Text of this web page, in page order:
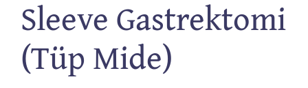
Sleeve Gastrektomi
(Tüp Mide)